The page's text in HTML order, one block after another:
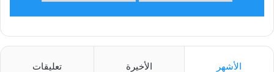
الأشهر الأخيرة تعليقات